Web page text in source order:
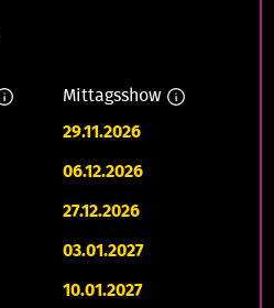
Mittagsshow
29.11.2026
06.12.2026
27.12.2026
03.01.2027
10.01.2027